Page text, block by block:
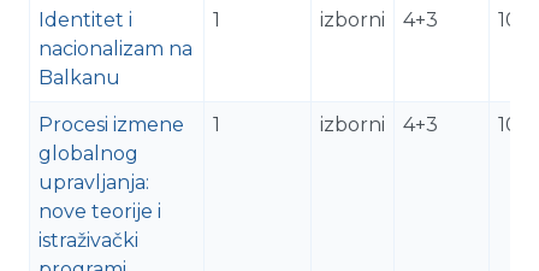
Identitet i
nacionalizam na
Balkanu
1 izborni 4+3 10
Procesi izmene
globalnog
upravljanja:
nove teorije i
istraživački
1 izborni 4+3 10